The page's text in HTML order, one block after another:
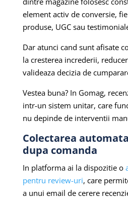
element activ de conversie,
produse, UGC sau
Dar atunci cand sunt afisate
la cresterea increderii,
valideaza decizia de
Vestea buna? In Gomag,
intr-un sistem unitar, care
nu depinde de interventii
Colectarea
dupa comanda
In platforma ai la dispozitie o
pentru review-uri, care
a unui email de cerere